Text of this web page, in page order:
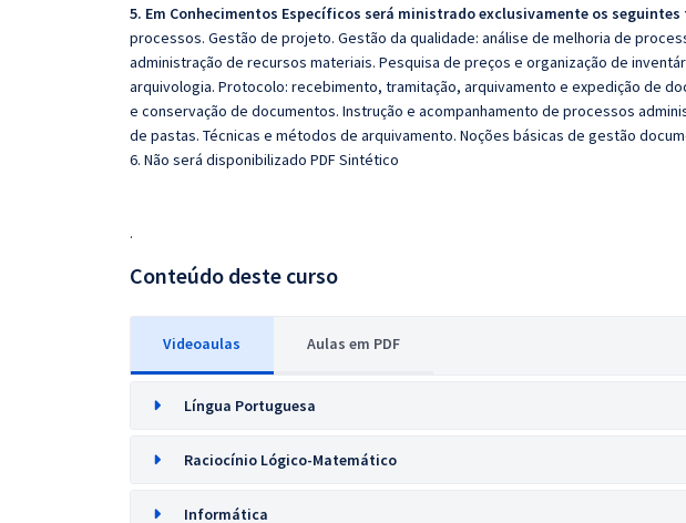
5. Em Conhecimentos Específicos será ministrado exclusivamente os
processos. Gestão de projeto. Gestão da qualidade: análise de melhoria de
administração de recursos materiais. Pesquisa de preços e organização de
arquivologia. Protocolo: recebimento, tramitação, arquivamento e expedição de
e conservação de documentos. Instrução e acompanhamento de processos
de pastas. Técnicas e métodos de arquivamento. Noções básicas de gestão
6. Não será disponibilizado PDF Sintético
.
Conteúdo deste curso
Videoaulas Aulas em PDF
Língua Portuguesa
Raciocínio Lógico-Matemático
Informática